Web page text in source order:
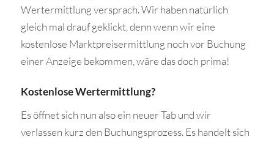
Wertermittlung versprach. Wir haben natürlich
gleich mal drauf geklickt, denn wenn wir eine
kostenlose Marktpreisermittlung noch vor Buchung
einer Anzeige bekommen, wäre das doch prima!
Kostenlose Wertermittlung?
Es öffnet sich nun also ein neuer Tab und wir
verlassen kurz den Buchungsprozess. Es handelt sich